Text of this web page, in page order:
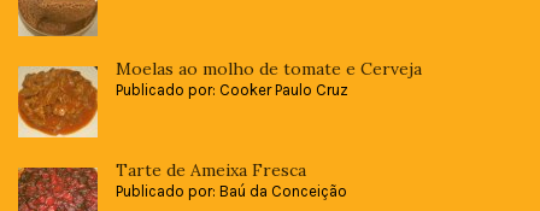
Moelas ao molho de tomate e Cerveja
Publicado por: Cooker Paulo Cruz
Tarte de Ameixa Fresca
Publicado por: Baú da Conceição